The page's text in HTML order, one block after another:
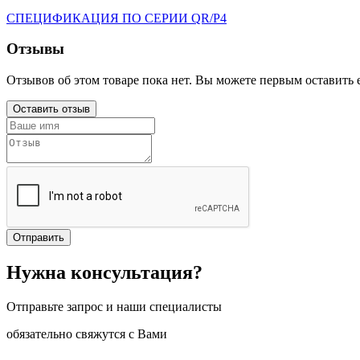
СПЕЦИФИКАЦИЯ ПО СЕРИИ QR/P4
Отзывы
Отзывов об этом товаре пока нет. Вы можете первым оставить
Оставить отзыв
Отправить
Нужна консультация?
Отправьте запрос и наши специалисты
обязательно свяжутся с Вами